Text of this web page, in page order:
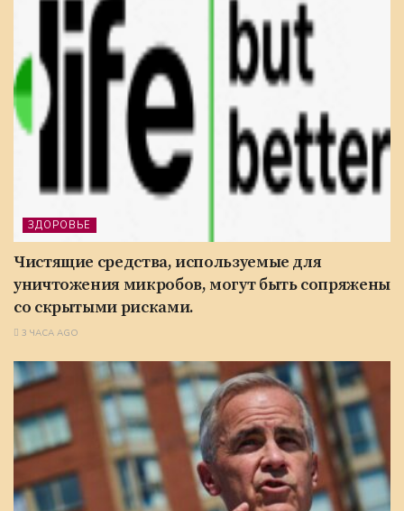
ЗДОРОВЬЕ
Чистящие средства, используемые для
уничтожения микробов, могут быть сопряжены
со скрытыми рисками.
3 ЧАСА AGO